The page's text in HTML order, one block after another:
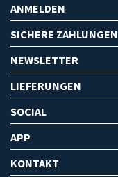
ANMELDEN
SICHERE ZAHLUNGEN
NEWSLETTER
LIEFERUNGEN
SOCIAL
APP
KONTAKT